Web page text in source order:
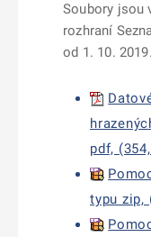
Soubory jsou
rozhraní
od 1. 10. 2019.
pdf,
typu zip,